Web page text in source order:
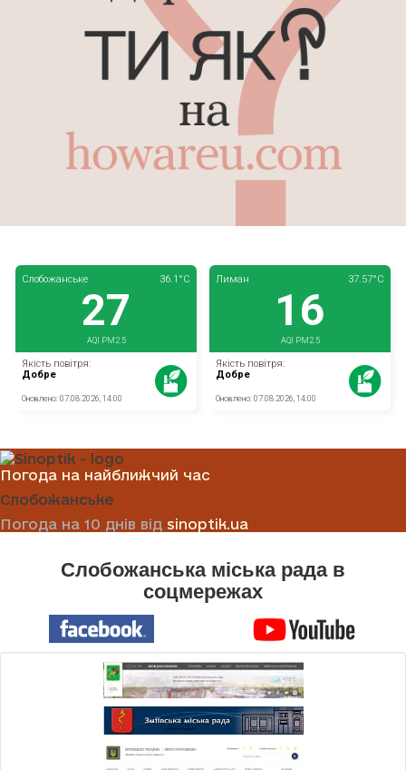
Погода на найближчий час
Слобожанське
Погода на 10 днів від sinoptik.ua
Слобожанська міська рада в
соцмережах